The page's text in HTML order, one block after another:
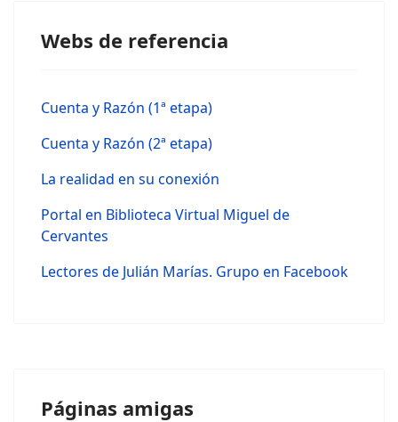
Webs de referencia
Cuenta y Razón (1ª etapa)
Cuenta y Razón (2ª etapa)
La realidad en su conexión
Portal en Biblioteca Virtual Miguel de
Cervantes
Lectores de Julián Marías. Grupo en Facebook
Páginas amigas